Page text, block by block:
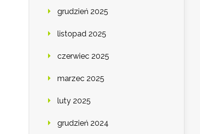
grudzień 2025
listopad 2025
czerwiec 2025
marzec 2025
luty 2025
grudzień 2024